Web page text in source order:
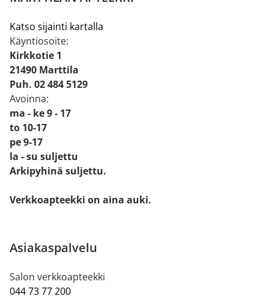
Katso sijainti kartalla
Käyntiosoite:
Kirkkotie 1
21490 Marttila
Puh. 02 484 5129
Avoinna:
ma - ke 9 - 17
to 10-17
pe 9-17
la - su suljettu
Arkipyhinä suljettu.
Verkkoapteekki on aina auki.
Asiakaspalvelu
Salon verkkoapteekki
044 73 77 200